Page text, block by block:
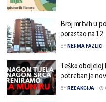
Broj mrtvih u
porastao na 12
BY NERMA FAZLIĆ
Teško oboljeloj
potreban je
BY REDAKCIJA